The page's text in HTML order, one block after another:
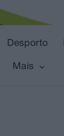
Desporto
Mais